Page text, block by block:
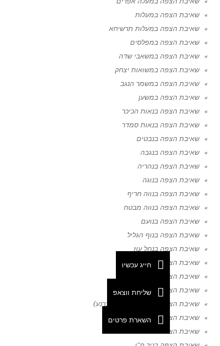
שאיבת הצפה במעלות
שאיבת הצפה במעלות תרשיחא
שאיבת הצפה במפלסים
שאיבת הצפה במשאבי שדה
שאיבת הצפה במשואות יצחק
שאיבת הצפה במשמר הנגב
שאיבת הצפה במשען
שאיבת הצפה בנאות הכיכר
שאיבת הצפה בנאות סמדר
שאיבת הצפה בנבטים
שאיבת הצפה בנגבה
שאיבת הצפה בנהריה
שאיבת הצפה בנוגה
שאיבת הצפה בנווה חריף
שאיבת הצפה בנווה מבטח
שאיבת הצפה בנועם
שאיבת הצפה בנוף הגליל
שאיבת הצפה בנחל עוז
שאיבת הצפה בנחל שורק
שאיבת הצפה בנחלה
שאיבת הצפה בני ברק
שאיבת הצפה בניצני סיני (קדש ברנע)
שאיבת הצפה בניצנים
שאיבת הצפה בניר בנים
חייג עכשיו
שליחת ווצאפ
השארת פרטים